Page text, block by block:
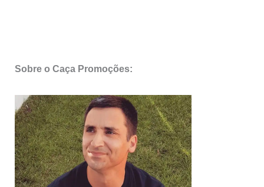
Sobre o Caça Promoções: